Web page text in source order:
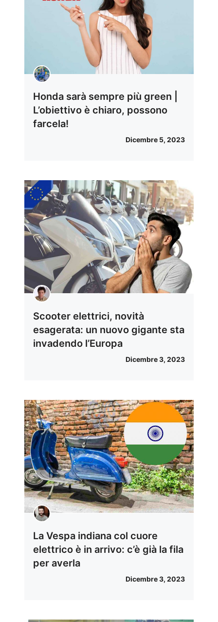
Honda sarà sempre più green |
L’obiettivo è chiaro, possono
farcela!
Dicembre 5, 2023
Scooter elettrici, novità
esagerata: un nuovo gigante sta
invadendo l’Europa
Dicembre 3, 2023
La Vespa indiana col cuore
elettrico è in arrivo: c’è già la fila
per averla
Dicembre 3, 2023